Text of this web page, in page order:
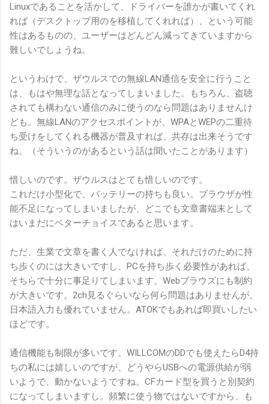
Linuxであることを活かして、ドライバーを誰かが書いてくれ
れば（デスクトップ用のを移植してくれれば）、という可能
性はあるものの、ユーザーはどんどん減ってきていますから
難しいでしょうね。
というわけで、ザウルスでの無線LAN通信を安全に行うこと
は、もはや無理な話となってしまいました。もちろん、盗聴
されても構わない通信のみに使うのなら問題はありませんけ
ども。無線LANのアクセスポイントが、WPAとWEPの二重待
ち受けをしてくれる機器が普及すれば、共存は出来そうです
ね。（そういうのがあるという話は聞いたことがあります）
惜しいのです。ザウルスはとても惜しいのです。
これだけ小型化で、バッテリーの持ちも良い。ブラウザが性
能不足になってしまいましたが、どこでも文章書端末として
はいまだにベターチョイスであると思います。
ただ、生業で文章を書く人でなければ、それだけのために持
ち歩くのには大きいですし、PCを持ち歩く必要性があれば、
そちらで十分に事足りてしまいます。Webブラウズにも制約
が大きいです。2ch見るぐらいなら何ら問題はありませんが。
日本語入力も優れていません。ATOKでもあれば即買いしたい
ほどです。
通信機能も制限が多いです。WILLCOMのDDでも使えたらD4持
ちの私には嬉しいのですが、どうやらUSBへの電源供給が弱
いようで、動かないようですね。CFカード型を買うと別契約
になってしまいますし。頻繁に使う物ではないですから、も